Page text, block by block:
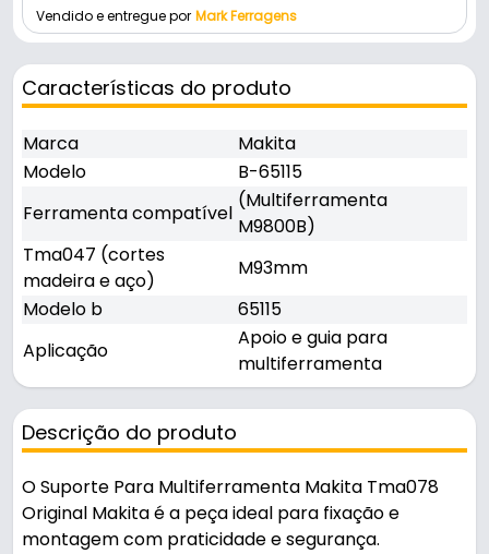
Vendido e entregue por Mark Ferragens
Características do produto
Marca
Makita
Modelo
B-65115
Ferramenta compatível
(Multiferramenta
M9800B)
Tma047 (cortes
madeira e aço)
M93mm
Modelo b
65115
Aplicação
Apoio e guia para
multiferramenta
Descrição do produto
O Suporte Para Multiferramenta Makita Tma078
Original Makita é a peça ideal para fixação e
montagem com praticidade e segurança.